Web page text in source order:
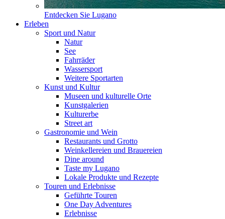
Entdecken Sie Lugano
Erleben
Sport und Natur
Natur
See
Fahrräder
Wassersport
Weitere Sportarten
Kunst und Kultur
Museen und kulturelle Orte
Kunstgalerien
Kulturerbe
Street art
Gastronomie und Wein
Restaurants und Grotto
Weinkellereien und Brauereien
Dine around
Taste my Lugano
Lokale Produkte und Rezepte
Touren und Erlebnisse
Geführte Touren
One Day Adventures
Erlebnisse